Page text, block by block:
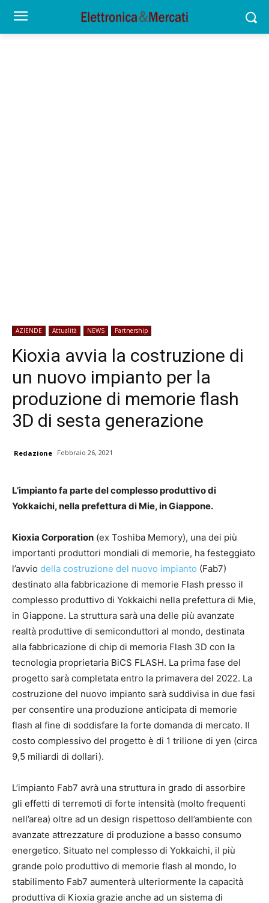
AZIENDE Attualità NEWS Partnership
Kioxia avvia la costruzione di
un nuovo impianto per la
produzione di memorie flash
3D di sesta generazione
Redazione Febbraio 26, 2021
L’impianto fa parte del complesso produttivo di
Yokkaichi, nella prefettura di Mie, in Giappone.
Kioxia Corporation (ex Toshiba Memory), una dei più
importanti produttori mondiali di memorie, ha festeggiato
l’avvio della costruzione del nuovo impianto (Fab7)
destinato alla fabbricazione di memorie Flash presso il
complesso produttivo di Yokkaichi nella prefettura di Mie,
in Giappone. La struttura sarà una delle più avanzate
realtà produttive di semiconduttori al mondo, destinata
alla fabbricazione di chip di memoria Flash 3D con la
tecnologia proprietaria BiCS FLASH. La prima fase del
progetto sarà completata entro la primavera del 2022. La
costruzione del nuovo impianto sarà suddivisa in due fasi
per consentire una produzione anticipata di memorie
flash al fine di soddisfare la forte domanda di mercato. Il
costo complessivo del progetto è di 1 trilione di yen (circa
9,5 miliardi di dollari).
L’impianto Fab7 avrà una struttura in grado di assorbire
gli effetti di terremoti di forte intensità (molto frequenti
nell’area) oltre ad un design rispettoso dell’ambiente con
avanzate attrezzature di produzione a basso consumo
energetico. Situato nel complesso di Yokkaichi, il più
grande polo produttivo di memorie flash al mondo, lo
stabilimento Fab7 aumenterà ulteriormente la capacità
produttiva di Kioxia grazie anche ad un sistema di